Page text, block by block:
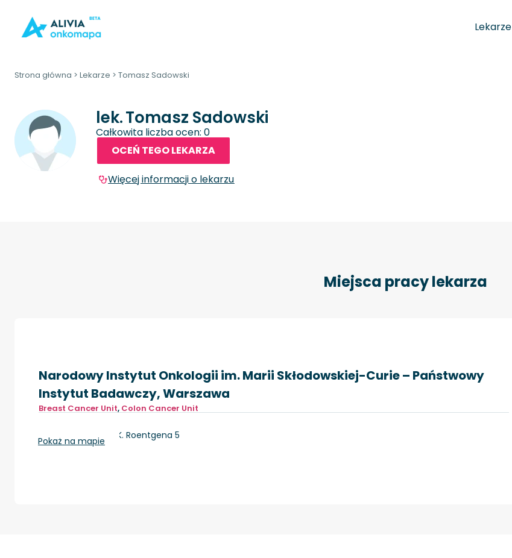
Lekarze
Strona główna > Lekarze > Tomasz Sadowski
lek.Tomasz Sadowski
Całkowita liczba ocen: 0
OCEŃ TEGO LEKARZA
Więcej informacji o lekarzu
Miejsca pracy lekarza
Narodowy Instytut Onkologii im. Marii Skłodowskiej-Curie – Państwowy
Instytut Badawczy, Warszawa
Breast Cancer Unit, Colon Cancer Unit
Warszawa, ul. W.K. Roentgena 5
Pokaż na mapie